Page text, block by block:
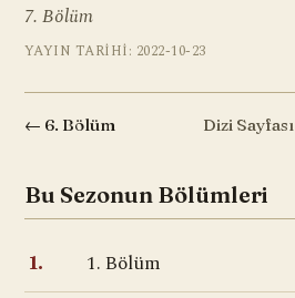
7. Bölüm
YAYIN TARIHI: 2022-10-23
← 6. Bölüm Dizi Sayfası
Bu Sezonun Bölümleri
1. 1. Bölüm